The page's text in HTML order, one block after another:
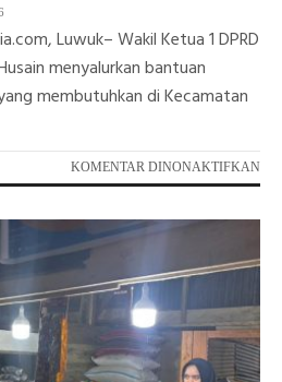
Luwuk– Wakil Ketua 1 DPRD
menyalurkan bantuan
membutuhkan di Kecamatan
KOMENTAR DINONAKTIFKAN